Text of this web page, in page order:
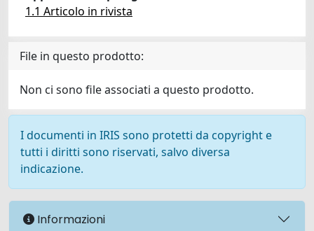
1.1 Articolo in rivista
File in questo prodotto:
Non ci sono file associati a questo prodotto.
I documenti in IRIS sono protetti da copyright e
tutti i diritti sono riservati, salvo diversa
indicazione.
Informazioni